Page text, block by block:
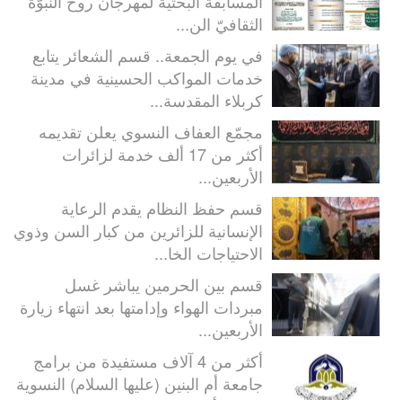
الثقافيّ الن...
في يوم الجمعة.. قسم الشعائر يتابع
خدمات المواكب الحسينية في مدينة
كربلاء المقدسة...
مجمّع العفاف النسوي يعلن تقديمه
أكثر من 17 ألف خدمة لزائرات
الأربعين...
قسم حفظ النظام يقدم الرعاية
الإنسانية للزائرين من كبار السن وذوي
الاحتياجات الخا...
قسم بين الحرمين يباشر غسل
مبردات الهواء وإدامتها بعد انتهاء زيارة
الأربعين...
أكثر من 4 آلاف مستفيدة من برامج
جامعة أم البنين (عليها السلام) النسوية